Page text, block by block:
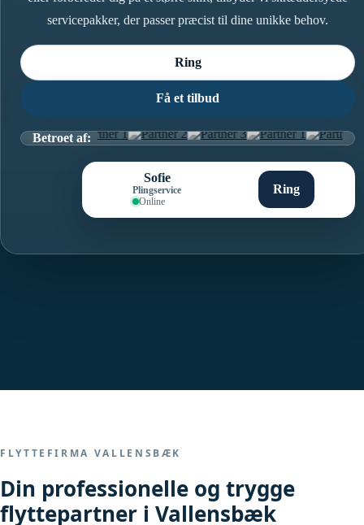
servicepakker, der passer præcist til dine unikke behov.
Ring
Få et tilbud
Betroet af:
Sofie
Plingservice
Online
Ring
FLYTTEFIRMA VALLENSBÆK
Din professionelle og trygge
flyttepartner i Vallensbæk